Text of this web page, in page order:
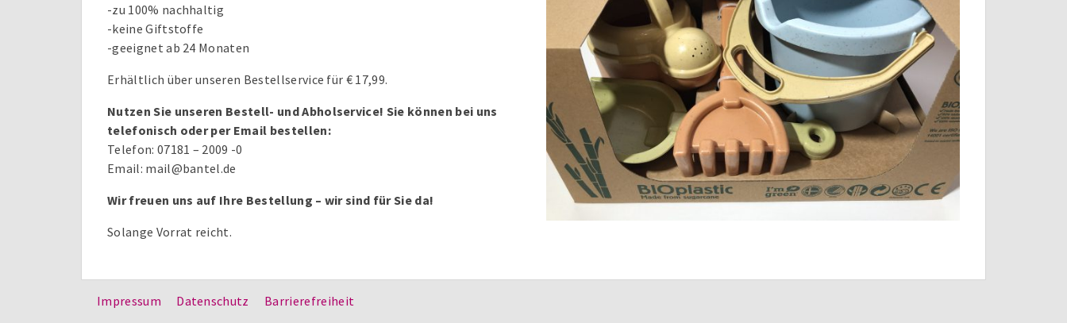
-zu 100% nachhaltig
-keine Giftstoffe
-geeignet ab 24 Monaten
Erhältlich über unseren Bestellservice für € 17,99.
Nutzen Sie unseren Bestell- und Abholservice! Sie können bei uns
telefonisch oder per Email bestellen:
Telefon: 07181 – 2009 -0
Email: mail@bantel.de
Wir freuen uns auf Ihre Bestellung – wir sind für Sie da!
Solange Vorrat reicht.
Impressum Datenschutz
Barrierefreiheit